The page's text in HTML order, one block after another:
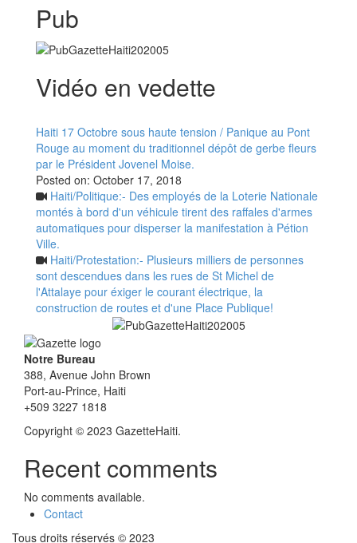
Pub
Vidéo en vedette
Haiti 17 Octobre sous haute tension / Panique au Pont
Rouge au moment du traditionnel dépôt de gerbe fleurs
par le Président Jovenel Moise.
Posted on: October 17, 2018
Haiti/Politique:- Des employés de la Loterie Nationale
montés à bord d'un véhicule tirent des raffales d'armes
automatiques pour disperser la manifestation à Pétion
Ville.
Haiti/Protestation:- Plusieurs milliers de personnes
sont descendues dans les rues de St Michel de
l'Attalaye pour éxiger le courant électrique, la
construction de routes et d'une Place Publique!
Notre Bureau
388, Avenue John Brown
Port-au-Prince, Haiti
+509 3227 1818
Copyright © 2023 GazetteHaiti.
Recent comments
No comments available.
Footer
Contact
Tous droits réservés © 2023